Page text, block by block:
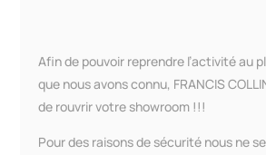
Afin de pouvoir reprendre l’activité au
que nous avons connu, FRANCIS
de rouvrir votre showroom !!!
Pour des raisons de sécurité nous ne